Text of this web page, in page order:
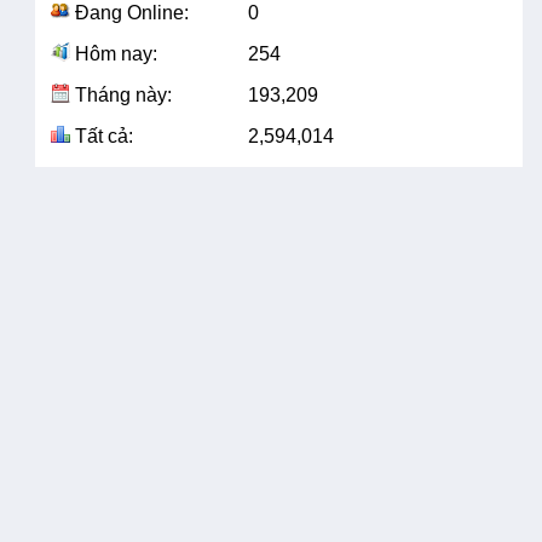
Đang Online:
0
Hôm nay:
254
Tháng này:
193,209
Tất cả:
2,594,014